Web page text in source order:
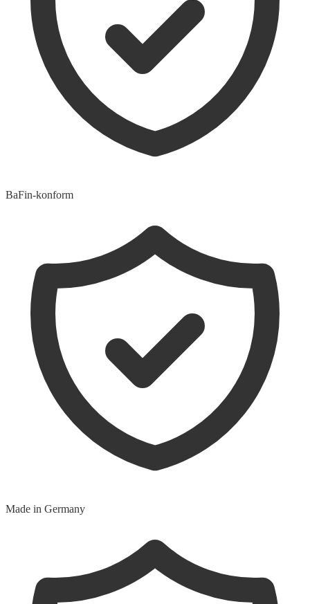
BaFin-konform
Made in Germany